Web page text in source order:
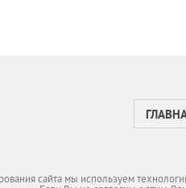
сайта мы используем